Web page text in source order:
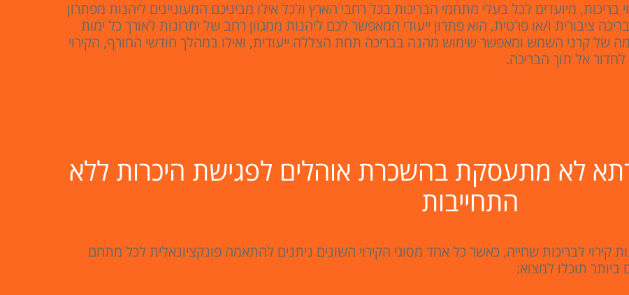
בריכות, מיועדים לכל בעלי מתחמי הבריכות בכל רחבי הארץ ולכל אילו מביניכם המעוניינים ליהנות מפתרון
ציבורית ו/או פרטית, הוא פתרון ייעודי המאפשר לכם ליהנות ממגוון רחב של יתרונות לאורך כל ימות
של קרני השמש ומאפשר שימוש מהנה בבריכה תחת הצללה ייעודית, ואילו במהלך חודשי החורף, הקירוי
אל תוך הבריכה.
לא מתעסקת בהשכרת אוהלים לפגישת היכרות ללא
התחייבות
קירוי לבריכות שחייה, כאשר כל אחד מסוגי הקירוי השונים ניתנים להתאמה פונקציונאלית לכל מתחם
ביותר תוכלו למצוא: